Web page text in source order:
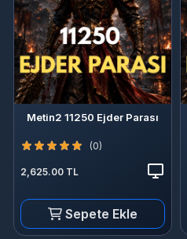
Metin2 11250 Ejder Parası
(0)
2,625.00 TL
Sepete Ekle